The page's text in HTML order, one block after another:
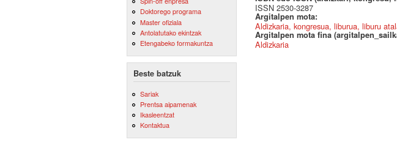
Doktorego programa
Master ofiziala
Antolatutako ekintzak
Etengabeko formakuntza
Beste batzuk
Sariak
Prentsa aipamenak
Ikasleentzat
Kontaktua
ISSN 2530-3287
Argitalpen mota:
Aldizkaria, kongresua, liburua, liburu
Argitalpen mota fina
Aldizkaria